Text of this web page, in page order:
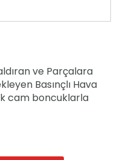
ve Parçalara
Basınçlı Hava
cam boncuklarla